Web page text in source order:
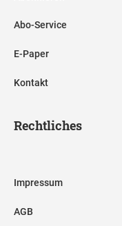
Abo-Service
E-Paper
Kontakt
Rechtliches
Impressum
AGB